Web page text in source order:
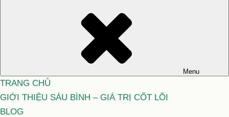
Menu
TRANG CHỦ
GIỚI THIỆU SÁU BÌNH – GIÁ TRỊ CỐT LÕI
BLOG